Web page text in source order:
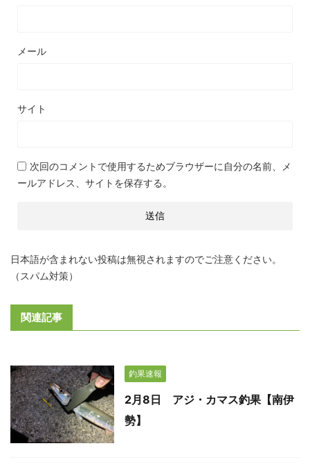
メール
サイト
次回のコメントで使用するためブラウザーに自分の名前、メ
ールアドレス、サイトを保存する。
日本語が含まれない投稿は無視されますのでご注意ください。
（スパム対策）
関連記事
釣果速報
2月8日 アジ・カマス釣果【南伊
勢】